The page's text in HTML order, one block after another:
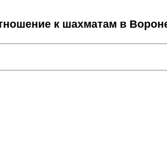
к шахматам в